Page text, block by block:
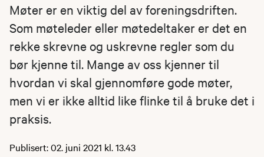
Møter er en viktig del av foreningsdriften.
Som møteleder eller møtedeltaker er det en
rekke skrevne og uskrevne regler som du
bør kjenne til. Mange av oss kjenner til
hvordan vi skal gjennomføre gode møter,
men vi er ikke alltid like flinke til å bruke det i
praksis.
Publisert: 02. juni 2021 kl. 13.43